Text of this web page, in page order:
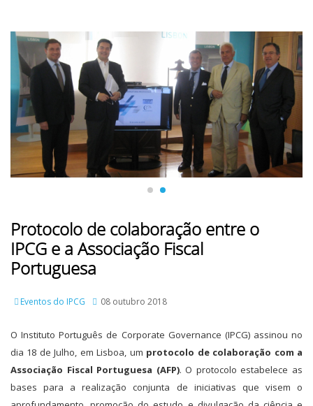
Protocolo de colaboração entre o
IPCG e a Associação Fiscal
Portuguesa
Eventos do IPCG 08 outubro 2018
O Instituto Português de Corporate Governance (IPCG) assinou no
dia 18 de Julho, em Lisboa, um protocolo de colaboração com a
Associação Fiscal Portuguesa (AFP). O protocolo estabelece as
bases para a realização conjunta de iniciativas que visem o